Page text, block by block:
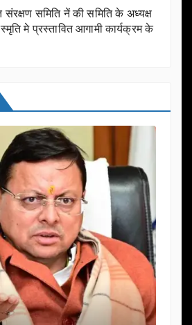
समिति नें की समिति के अध्यक्ष
मे प्रस्तावित आगामी कार्यक्रम के
उत्तराखण्ड